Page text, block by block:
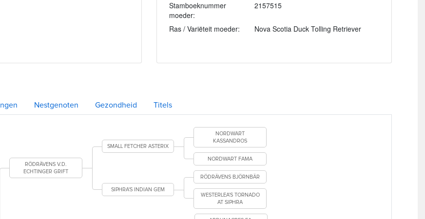
Stamboeknummer
moeder:
2157515
Ras / Variëteit moeder: Nova Scotia Duck Tolling Retriever
Nestgenoten Gezondheid Titels
RÖDRÄVENS V.D.
ECHTINGER GRIFT
SMALL FETCHER ASTERIX
NORDWART
KASSANDROS
NORDWART FAMA
SIPHRA'S INDIAN GEM
RÖDRÄVENS BJÖRNBÄR
WESTERLEA'S TORNADO
AT SIPHRA